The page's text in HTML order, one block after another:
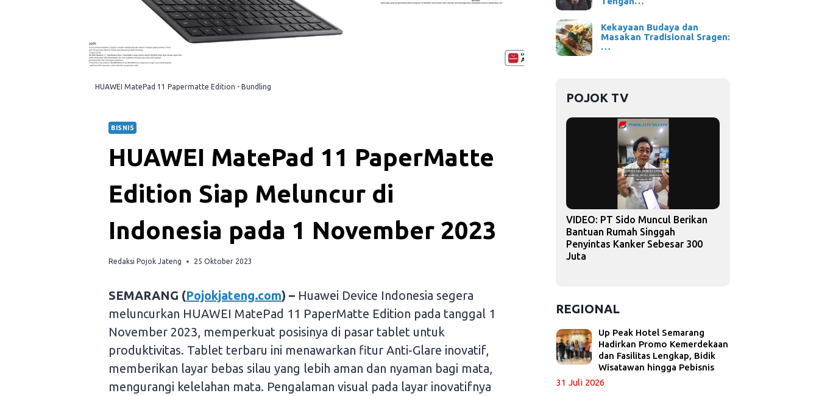
HUAWEI MatePad 11 Papermatte Edition - Bundling
BISNIS
HUAWEI MatePad 11 PaperMatte
Edition Siap Meluncur di
Indonesia pada 1 November 2023
Redaksi Pojok Jateng 25 Oktober 2023
SEMARANG (Pojokjateng.com) – Huawei Device Indonesia segera
meluncurkan HUAWEI MatePad 11 PaperMatte Edition pada tanggal 1
November 2023, memperkuat posisinya di pasar tablet untuk
produktivitas. Tablet terbaru ini menawarkan fitur Anti-Glare inovatif,
memberikan layar bebas silau yang lebih aman dan nyaman bagi mata,
mengurangi kelelahan mata. Pengalaman visual pada layar inovatifnya
Kekayaan Budaya dan
Masakan Tradisional Sragen:
…
POJOK TV
VIDEO: PT Sido Muncul Berikan
Bantuan Rumah Singgah
Penyintas Kanker Sebesar 300
Juta
REGIONAL
Up Peak Hotel Semarang
Hadirkan Promo Kemerdekaan
dan Fasilitas Lengkap, Bidik
Wisatawan hingga Pebisnis
31 Juli 2026